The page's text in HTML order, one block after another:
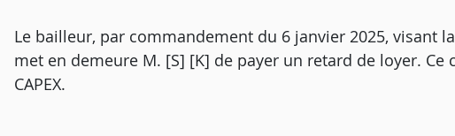
Le bailleur, par commandement du 6 janvier 2025, visant
met en demeure M. [S] [K] de payer un retard de loyer.
CAPEX.